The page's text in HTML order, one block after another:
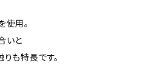
使用。
いと
も特長です。